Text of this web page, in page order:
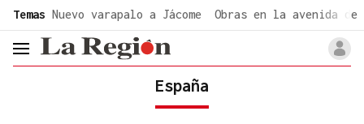
Temas Nuevo varapalo a Jácome Obras en la avenida de
header.menu.open
España